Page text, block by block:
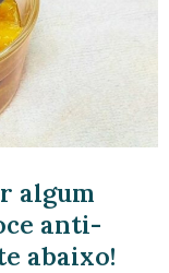
algum
anti-
abaixo!